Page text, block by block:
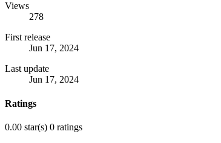
Views
278
First release
Jun 17, 2024
Last update
Jun 17, 2024
Ratings
0.00 star(s) 0 ratings